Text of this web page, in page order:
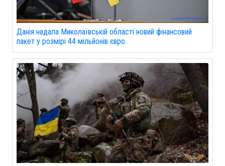
Данія надала Миколаївській області новий фінансовий
пакет у розмірі 44 мільйонів євро.